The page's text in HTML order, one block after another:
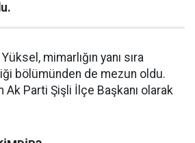
mimarlığın yanı sıra
bölümünden de mezun oldu.
Ak Parti Şişli İlçe Başkanı olarak